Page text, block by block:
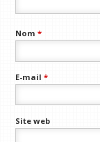
Nom*
E-mail*
Site web